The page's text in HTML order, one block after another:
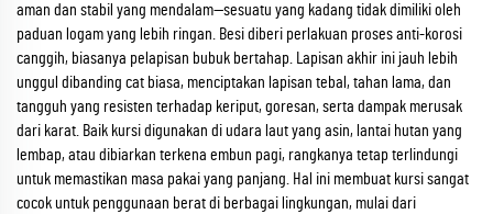
aman dan stabil yang mendalam—sesuatu yang kadang tidak dimiliki oleh
paduan logam yang lebih ringan. Besi diberi perlakuan proses anti-korosi
canggih, biasanya pelapisan bubuk bertahap. Lapisan akhir ini jauh lebih
unggul dibanding cat biasa, menciptakan lapisan tebal, tahan lama, dan
tangguh yang resisten terhadap keriput, goresan, serta dampak merusak
dari karat. Baik kursi digunakan di udara laut yang asin, lantai hutan yang
lembap, atau dibiarkan terkena embun pagi, rangkanya tetap terlindungi
untuk memastikan masa pakai yang panjang. Hal ini membuat kursi sangat
cocok untuk penggunaan berat di berbagai lingkungan, mulai dari